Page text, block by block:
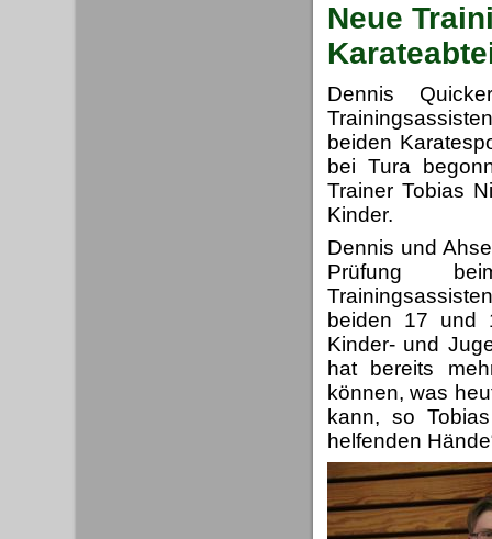
Neue
Dennis
beiden
bei Tura
Trainer Tobias
Kinder.
Dennis und
Prüfung
beiden 17 und
Kinder- und
hat bereits
können, was
kann, so
helfenden